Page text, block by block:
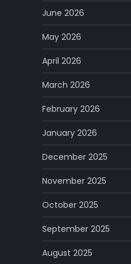
June 2026
May 2026
April 2026
March 2026
February 2026
January 2026
December 2025
November 2025
October 2025
September 2025
August 2025